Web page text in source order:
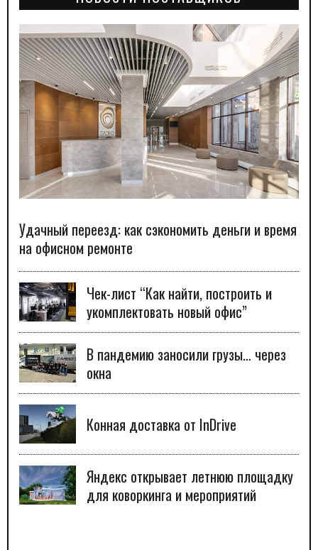
Удачный переезд: как сэкономить деньги и время
на офисном ремонте
Чек-лист “Как найти, построить и
укомплектовать новый офис”
В пандемию заносили грузы… через
окна
Конная доставка от InDrive
Яндекс открывает летнюю площадку
для коворкинга и мероприятий